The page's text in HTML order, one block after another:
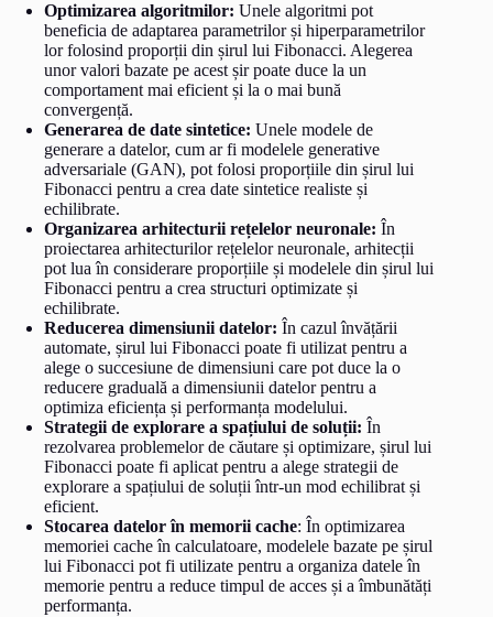
Optimizarea algoritmilor: Unele algoritmi pot
beneficia de adaptarea parametrilor și hiperparametrilor
lor folosind proporții din șirul lui Fibonacci. Alegerea
unor valori bazate pe acest șir poate duce la un
comportament mai eficient și la o mai bună
convergență.
Generarea de date sintetice: Unele modele de
generare a datelor, cum ar fi modelele generative
adversariale (GAN), pot folosi proporțiile din șirul lui
Fibonacci pentru a crea date sintetice realiste și
echilibrate.
Organizarea arhitecturii rețelelor neuronale: În
proiectarea arhitecturilor rețelelor neuronale, arhitecții
pot lua în considerare proporțiile și modelele din șirul lui
Fibonacci pentru a crea structuri optimizate și
echilibrate.
Reducerea dimensiunii datelor: În cazul învățării
automate, șirul lui Fibonacci poate fi utilizat pentru a
alege o succesiune de dimensiuni care pot duce la o
reducere graduală a dimensiunii datelor pentru a
optimiza eficiența și performanța modelului.
Strategii de explorare a spațiului de soluții: În
rezolvarea problemelor de căutare și optimizare, șirul lui
Fibonacci poate fi aplicat pentru a alege strategii de
explorare a spațiului de soluții într-un mod echilibrat și
eficient.
Stocarea datelor în memorii cache: În optimizarea
memoriei cache în calculatoare, modelele bazate pe șirul
lui Fibonacci pot fi utilizate pentru a organiza datele în
memorie pentru a reduce timpul de acces și a îmbunătăți
performanța.